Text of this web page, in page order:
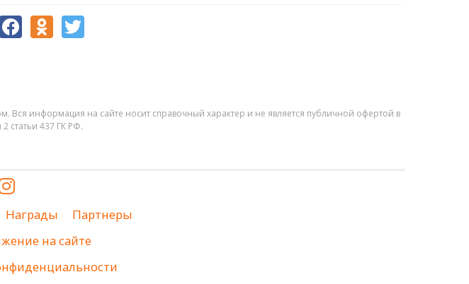
информация на сайте носит справочный характер и не является публичной офертой в
2 статьи 437 ГК РФ.
Награды
Партнеры
на сайте